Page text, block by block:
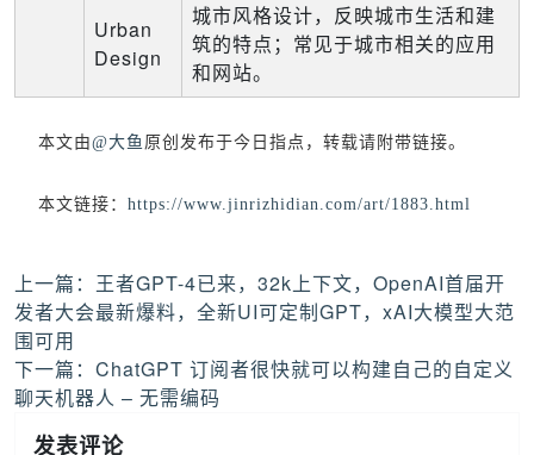
Urban
Design
城市风格设计，反映城市生活和建
筑的特点；常见于城市相关的应用
和网站。
本文由@大鱼 原创发布于今日指点，转载请附带链接。
本文链接： https://www.jinrizhidian.com/art/1883.html
文
章
导
航
上一篇： 王者GPT-4已来，32k上下文，OpenAI首届开
发者大会最新爆料，全新UI可定制GPT，xAI大模型大范
围可用
下一篇： ChatGPT 订阅者很快就可以构建自己的自定义
聊天机器人 – 无需编码
发表评论